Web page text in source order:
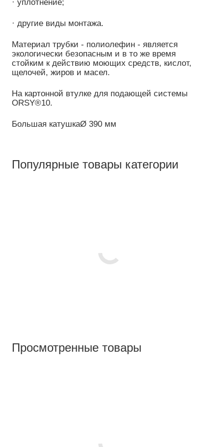
· другие виды монтажа.
Материал трубки - полиолефин - является
экологически безопасным и в то же время
стойким к действию моющих средств, кислот,
щелочей, жиров и масел.
На картонной втулке для подающей системы
ORSY®10.
Большая катушкаØ 390 мм
Популярные товары категории
Просмотренные товары